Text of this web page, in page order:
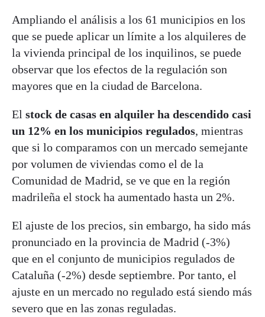
Ampliando el análisis a los 61 municipios en los
que se puede aplicar un límite a los alquileres de
la vivienda principal de los inquilinos, se puede
observar que los efectos de la regulación son
mayores que en la ciudad de Barcelona.
El stock de casas en alquiler ha descendido casi
un 12% en los municipios regulados, mientras
que si lo comparamos con un mercado semejante
por volumen de viviendas como el de la
Comunidad de Madrid, se ve que en la región
madrileña el stock ha aumentado hasta un 2%.
El ajuste de los precios, sin embargo, ha sido más
pronunciado en la provincia de Madrid (-3%)
que en el conjunto de municipios regulados de
Cataluña (-2%) desde septiembre. Por tanto, el
ajuste en un mercado no regulado está siendo más
severo que en las zonas reguladas.